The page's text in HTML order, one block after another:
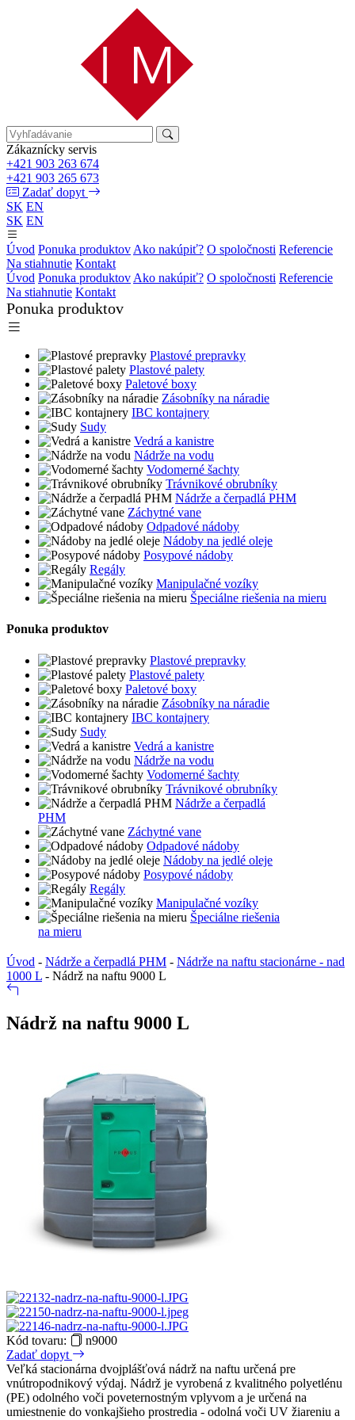
Zákaznícky servis
+421 903 263 674
+421 903 265 673
Zadať dopyt
SK EN
SK EN
Úvod Ponuka produktov Ako nakúpiť? O spoločnosti Referencie
Na stiahnutie Kontakt
Úvod Ponuka produktov Ako nakúpiť? O spoločnosti Referencie
Na stiahnutie Kontakt
Ponuka produktov
Plastové prepravky
Plastové palety
Paletové boxy
Zásobníky na náradie
IBC kontajnery
Sudy
Vedrá a kanistre
Nádrže na vodu
Vodomerné šachty
Trávnikové obrubníky
Nádrže a čerpadlá PHM
Záchytné vane
Odpadové nádoby
Nádoby na jedlé oleje
Posypové nádoby
Regály
Manipulačné vozíky
Špeciálne riešenia na mieru
Ponuka produktov
Plastové prepravky
Plastové palety
Paletové boxy
Zásobníky na náradie
IBC kontajnery
Sudy
Vedrá a kanistre
Nádrže na vodu
Vodomerné šachty
Trávnikové obrubníky
Nádrže a čerpadlá
PHM
Záchytné vane
Odpadové nádoby
Nádoby na jedlé oleje
Posypové nádoby
Regály
Manipulačné vozíky
Špeciálne riešenia
na mieru
Úvod - Nádrže a čerpadlá PHM - Nádrže na naftu stacionárne - nad
1000 L - Nádrž na naftu 9000 L
Nádrž na naftu 9000 L
Kód tovaru:
n9000
Zadať dopyt
Veľká stacionárna dvojplášťová nádrž na naftu určená pre
vnútropodnikový výdaj. Nádrž je vyrobená z kvalitného polyetlénu
(PE) odolného voči poveternostným vplyvom a je určená na
umiestnenie do vonkajšieho prostredia - odolná voči UV žiareniu a